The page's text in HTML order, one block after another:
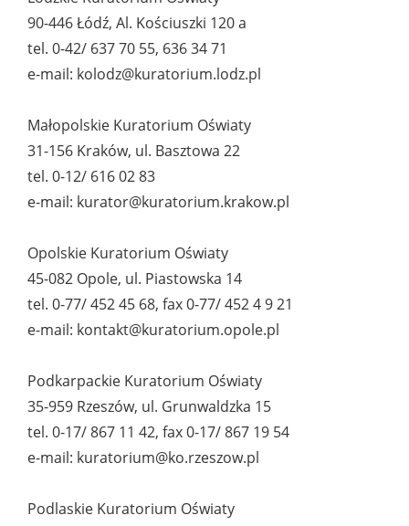
90-446 Łódź, Al. Kościuszki 120 a
tel. 0-42/ 637 70 55, 636 34 71
e-mail: kolodz@kuratorium.lodz.pl
Małopolskie Kuratorium Oświaty
31-156 Kraków, ul. Basztowa 22
tel. 0-12/ 616 02 83
e-mail: kurator@kuratorium.krakow.pl
Opolskie Kuratorium Oświaty
45-082 Opole, ul. Piastowska 14
tel. 0-77/ 452 45 68, fax 0-77/ 452 4 9 21
e-mail: kontakt@kuratorium.opole.pl
Podkarpackie Kuratorium Oświaty
35-959 Rzeszów, ul. Grunwaldzka 15
tel. 0-17/ 867 11 42, fax 0-17/ 867 19 54
e-mail: kuratorium@ko.rzeszow.pl
Podlaskie Kuratorium Oświaty